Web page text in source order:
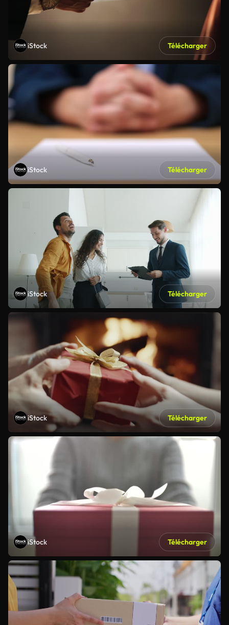
iStock Télécharger
iStock Télécharger
iStock Télécharger
iStock Télécharger
iStock Télécharger